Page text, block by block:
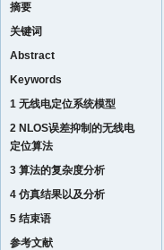
摘要
关键词
Abstract
Keywords
1 无线电定位系统模型
2 NLOS误差抑制的无线电
定位算法
3 算法的复杂度分析
4 仿真结果以及分析
5 结束语
参考文献